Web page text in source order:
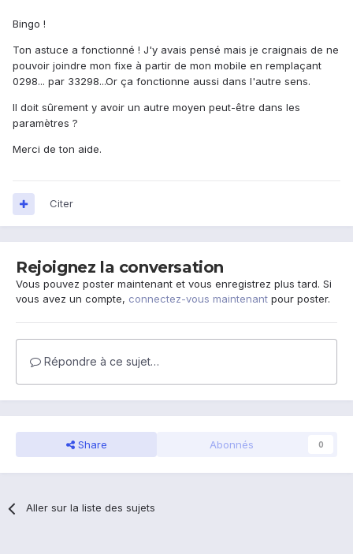
Bingo !
Ton astuce a fonctionné ! J'y avais pensé mais je craignais de ne
pouvoir joindre mon fixe à partir de mon mobile en remplaçant
0298... par 33298...Or ça fonctionne aussi dans l'autre sens.
Il doit sûrement y avoir un autre moyen peut-être dans les
paramètres ?
Merci de ton aide.
Citer
Rejoignez la conversation
Vous pouvez poster maintenant et vous enregistrez plus tard. Si
vous avez un compte, connectez-vous maintenant pour poster.
Répondre à ce sujet…
Share Abonnés 0
Aller sur la liste des sujets